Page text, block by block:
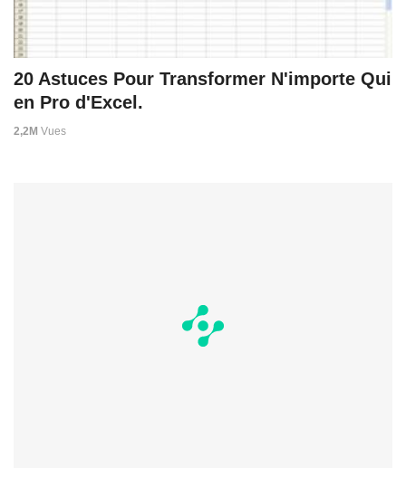
20 Astuces Pour Transformer N'importe Qui
en Pro d'Excel.
2,2M Vues